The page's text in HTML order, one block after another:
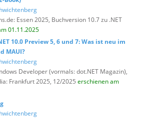
Essen 2025, Buchversion 10.7 zu .NET
01.11.2025
10.0 Preview 5, 6 und 7: Was ist neu im
MAUI?
Developer (vormals: dot.NET Magazin),
Frankfurt 2025, 12/2025 erschienen am